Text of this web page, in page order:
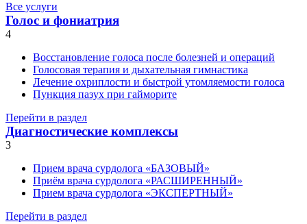
Все услуги
Голос и фониатрия
4
Восстановление голоса после болезней и операций
Голосовая терапия и дыхательная гимнастика
Лечение охриплости и быстрой утомляемости голоса
Пункция пазух при гайморите
Перейти в раздел
Диагностические комплексы
3
Прием врача сурдолога «БАЗОВЫЙ»
Приём врача сурдолога «РАСШИРЕННЫЙ»
Прием врача сурдолога «ЭКСПЕРТНЫЙ»
Перейти в раздел